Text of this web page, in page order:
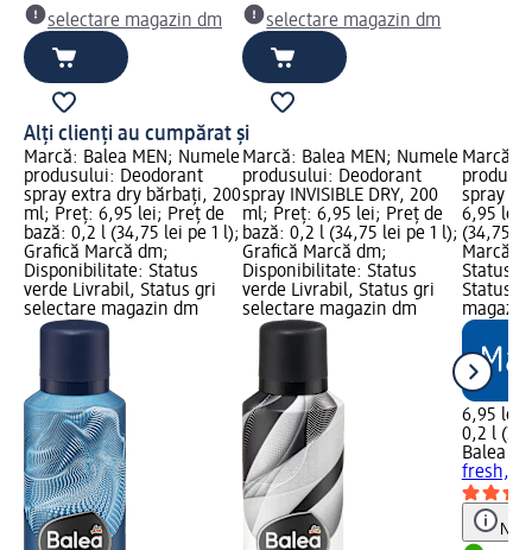
selectare magazin dm
selectare magazin dm
Alți clienți au cumpărat și
Marcă: Balea MEN; Numele
produsului: Deodorant
spray extra dry bărbați, 200
ml; Preț: 6,95 lei; Preț de
bază: 0,2 l (34,75 lei pe 1 l);
Grafică Marcă dm;
Disponibilitate: Status
verde Livrabil, Status gri
selectare magazin dm
Marcă: Balea MEN; Numele
produsului: Deodorant
spray INVISIBLE DRY, 200
ml; Preț: 6,95 lei; Preț de
bază: 0,2 l (34,75 lei pe 1 l);
Grafică Marcă dm;
Disponibilitate: Status
verde Livrabil, Status gri
selectare magazin dm
Marcă:
spray
6,95 lei;
(34,75
Marcă
Status
Status
6,95 lei
0,2 l
Balea
fresh,
Notă